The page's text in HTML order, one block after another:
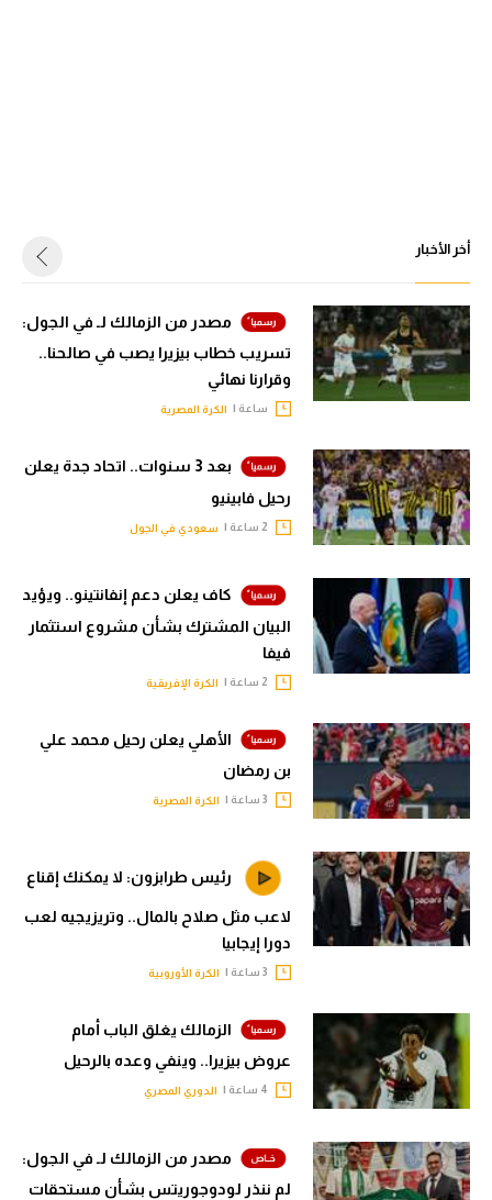
أخر الأخبار
مصدر من الزمالك لـ في الجول:
تسريب خطاب بيزيرا يصب في صالحنا..
وقرارنا نهائي
ساعة | الكرة المصرية
بعد 3 سنوات.. اتحاد جدة يعلن
رحيل فابينيو
سعودي في الجول
كاف يعلن دعم إنفانتينو.. ويؤيد
البيان المشترك بشأن مشروع استثمار
فيفا
الكرة الإفريقية
الأهلي يعلن رحيل محمد علي
بن رمضان
الكرة المصرية
رئيس طرابزون: لا يمكنك إقناع
لاعب مثل صلاح بالمال.. وتريزيجيه لعب
دورا إيجابيا
الكرة الأوروبية
الزمالك يغلق الباب أمام
عروض بيزيرا.. وينفي وعده بالرحيل
الدوري المصري
مصدر من الزمالك لـ في الجول:
لم ننذر لودوجوريتس بشأن مستحقات